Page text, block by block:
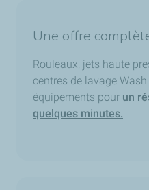
Une offre
Rouleaux, jets haute
centres de lavage
équipements pour un
quelques minutes.